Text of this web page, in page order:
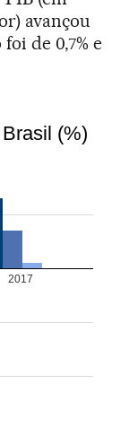
avançou
de 0,7% e